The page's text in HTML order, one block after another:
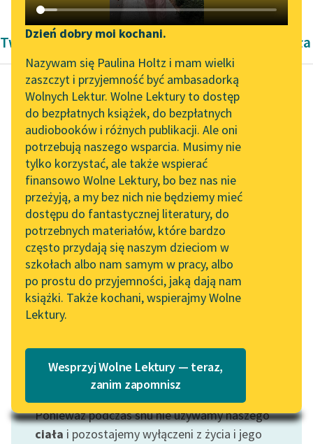
Katalog DAISY
Podkasty o książkach
Zgłoś brak utworu
Aktualności
„Prokurator Alicja Horn”
do słuchania
Byliśmy częścią AI Impact
Lab
Zapraszamy na spotkanie
online z tłumaczkami
literatury skandynawskiej
Spotkanie z Katarzyną
Tunkiel w Oslo
102. lata temu zmarł
Joseph Conrad
Lektury szkolne i klasyka
literatury do słuchania dla
uczennic i uczniów z
niepełnosprawnościami
Narzędzia
Mapa Wolnych Lektur
Leśmianator
Przewodnik dla piszących i
czytających
API
OAI-PMH
Widget Wolnych Lektur
Przypisy
Katalog w formacie PDF
Dzień dobry moi kochani.
Nazywam się Paulina Holtz i mam wielki
zaszczyt i przyjemność być ambasadorką
Wolnych Lektur. Wolne Lektury to dostęp
do bezpłatnych książek, do bezpłatnych
audiobooków i różnych publikacji. Ale oni
potrzebują naszego wsparcia. Musimy nie
tylko korzystać, ale także wspierać
finansowo Wolne Lektury, bo bez nas nie
przeżyją, a my bez nich nie będziemy mieć
dostępu do fantastycznej literatury, do
potrzebnych materiałów, które bardzo
często przydają się naszym dzieciom w
szkołach albo nam samym w pracy, albo
po prostu do przyjemności, jaką dają nam
książki. Także kochani, wspierajmy Wolne
Lektury.
Wesprzyj Wolne Lektury — teraz,
zanim zapomnisz
Twórczość okresu współczesności Pawła Kozioła
Paweł Kozioł
Drzwi
znów
sen znów na drugą
stronę snu wciąż śpi
język i tylko to co go...
Czytaj więcej
Motyw: Sen
Ponieważ podczas snu nie używamy naszego
ciała i pozostajemy wyłączeni z życia i jego